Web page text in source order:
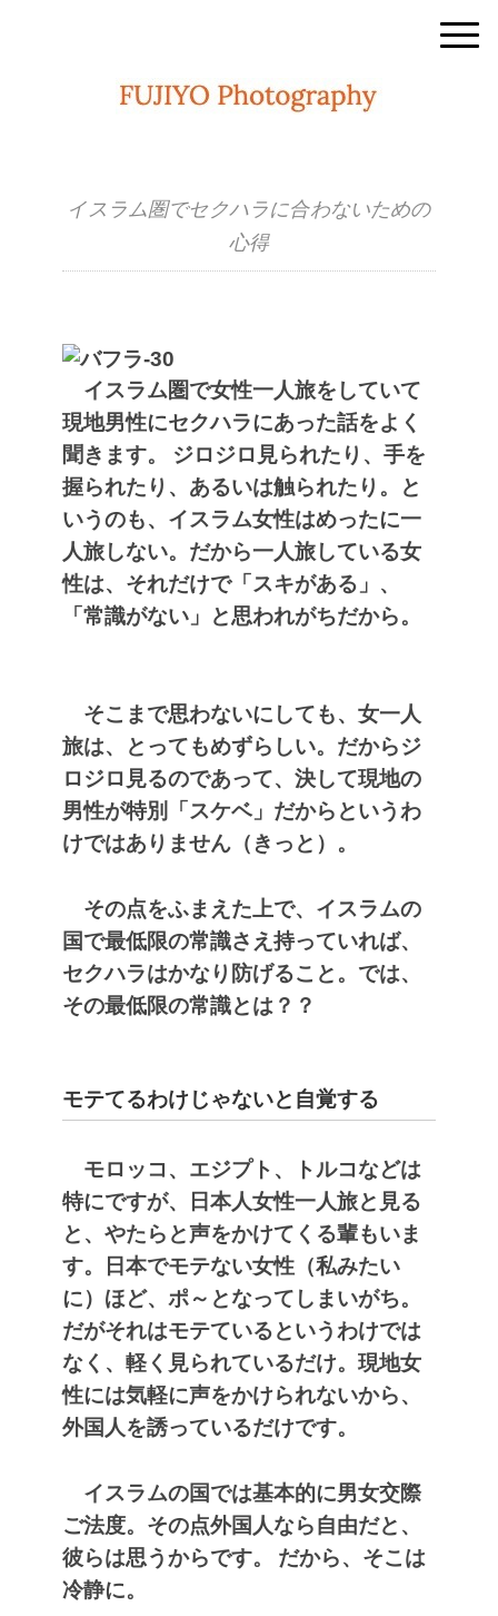
イスラム圏でセクハラに合わないための
心得
イスラム圏で女性一人旅をしていて
現地男性にセクハラにあった話をよく
聞きます。
ジロジロ見られたり、手を
握られたり、あるいは触られたり。と
いうのも、イスラム女性はめったに一
人旅しない。だから一人旅している女
性は、それだけで「スキがある」、
「常識がない」と思われがちだから。
そこまで思わないにしても、女一人
旅は、とってもめずらしい。だからジ
ロジロ見るのであって、決して現地の
男性が特別「スケベ」だからというわ
けではありません（きっと）。
その点をふまえた上で、イスラムの
国で最低限の常識さえ持っていれば、
セクハラはかなり防げること。 では、
その最低限の常識とは？？
モテてるわけじゃないと自覚する
モロッコ、エジプト、トルコなどは
特にですが、日本人女性一人旅と見る
と、やたらと声をかけてくる輩もいま
す。日本でモテない女性（私みたい
に）ほど、ポ～となってしまいがち。
だがそれはモテているというわけでは
なく、軽く見られているだけ。現地女
性には気軽に声をかけられないから、
外国人を誘っているだけです。
イスラムの国では基本的に男女交際
ご法度。その点外国人なら自由だと、
彼らは思うからです。
だから、そこは
冷静に。